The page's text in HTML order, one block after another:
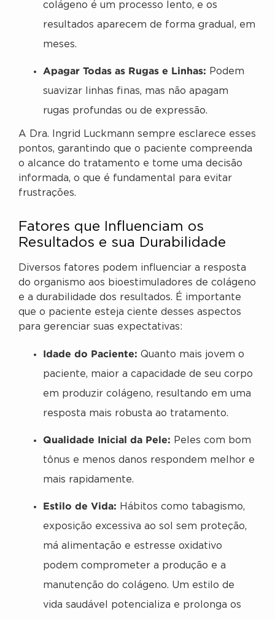
colágeno é um processo lento, e os
resultados aparecem de forma gradual, em
meses.
Apagar Todas as Rugas e Linhas: Podem
suavizar linhas finas, mas não apagam
rugas profundas ou de expressão.
A Dra. Ingrid Luckmann sempre esclarece esses
pontos, garantindo que o paciente compreenda
o alcance do tratamento e tome uma decisão
informada, o que é fundamental para evitar
frustrações.
Fatores que Influenciam os
Resultados e sua Durabilidade
Diversos fatores podem influenciar a resposta
do organismo aos bioestimuladores de colágeno
e a durabilidade dos resultados. É importante
que o paciente esteja ciente desses aspectos
para gerenciar suas expectativas:
Idade do Paciente: Quanto mais jovem o
paciente, maior a capacidade de seu corpo
em produzir colágeno, resultando em uma
resposta mais robusta ao tratamento.
Qualidade Inicial da Pele: Peles com bom
tônus e menos danos respondem melhor e
mais rapidamente.
Estilo de Vida: Hábitos como tabagismo,
exposição excessiva ao sol sem proteção,
má alimentação e estresse oxidativo
podem comprometer a produção e a
manutenção do colágeno. Um estilo de
vida saudável potencializa e prolonga os